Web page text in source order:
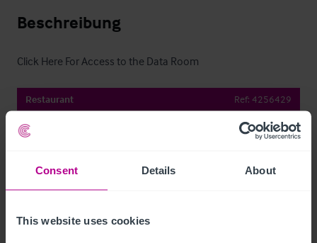
Consent Details About
This website uses cookies
Beschreibung
Click Here For Access to the Data Room
Restaurant Ref: 4256429
Per E-Mail Teilen